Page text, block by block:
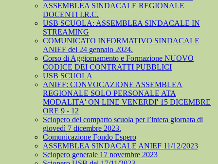
ASSEMBLEA SINDACALE REGIONALE
DOCENTI I.R.C.
USB SCUOLA: ASSEMBLEA SINDACALE IN
STREAMING
COMUNICATO INFORMATIVO SINDACALE
ANIEF del 24 gennaio 2024.
Corso di Aggiornamento e Formazione NUOVO
CODICE DEI CONTRATTI PUBBLICI
USB SCUOLA
ANIEF: CONVOCAZIONE ASSEMBLEA
REGIONALE SOLO PERSONALE ATA
MODALITA' ON LINE VENERDI' 15 DICEMBRE
ORE 9 - 12
Sciopero del comparto scuola per l’intera giornata di
giovedì 7 dicembre 2023.
Comunicazione Fondo Espero
ASSEMBLEA SINDACALE ANIEF 11/12/2023
Sciopero generale 17 novembre 2023